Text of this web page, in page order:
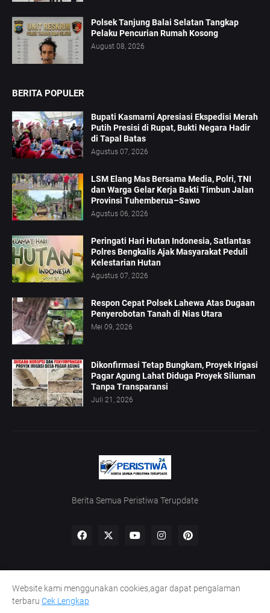
Polsek Tanjung Balai Selatan Tangkap
Pelaku Pencurian Rumah Kosong
August 08, 2026
BERITA POPULER
Bupati Kasmarni Apresiasi Ekspedisi Merah
Putih Presisi di Rupat, Bukti Negara Hadir
di Tapal Batas
Agustus 07, 2026
LSM Elang Mas Bersama Media, Polri, TNI
dan Warga Gelar Kerja Bakti Timbun Jalan
Provinsi Tuhemberua–Sawo
Agustus 06, 2026
Peringati Hari Hutan Indonesia, Satlantas
Polres Bengkalis Ajak Masyarakat Peduli
Kelestarian Hutan
Agustus 07, 2026
Respon Cepat Polsek Lahewa Atas Dugaan
Penyerobotan Tanah di Nias Utara
Mei 09, 2026
Dikonfirmasi Tetap Bungkam, Proyek Irigasi
Pagar Agung Lahat Diduga Proyek Siluman
Tanpa Transparansi
Juli 21, 2026
Berita Semua Peristiwa Terupdate
Home Redaksi UU Pers Kode Etik
Pedoman Siber
Lowongan Wartawan
Website kami menggunakan cookies,agar dapat pengalaman
terbaru Cek Lengkap